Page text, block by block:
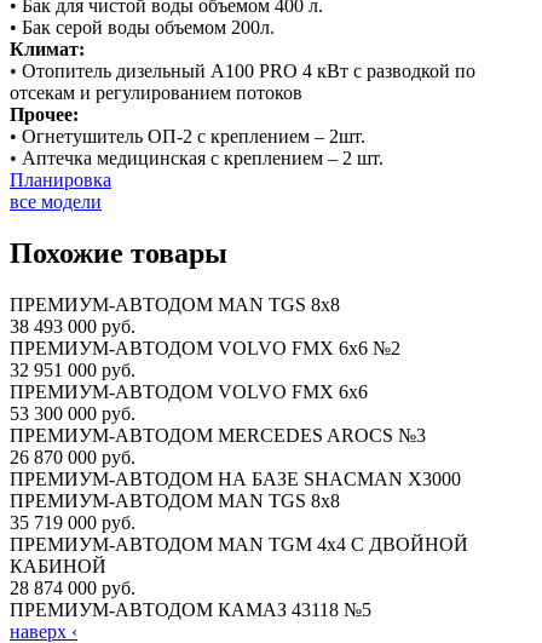
• Бак для чистой воды объемом 400 л.
• Бак серой воды объемом 200л.
Климат:
• Отопитель дизельный A100 PRO 4 кВт c разводкой по
отсекам и регулированием потоков
Прочее:
• Огнетушитель ОП-2 с креплением – 2шт.
• Аптечка медицинская с креплением – 2 шт.
Планировка
все модели
Похожие товары
ПРЕМИУМ-АВТОДОМ MAN TGS 8х8
38 493 000 руб.
ПРЕМИУМ-АВТОДОМ VOLVO FMX 6x6 №2
32 951 000 руб.
ПРЕМИУМ-АВТОДОМ VOLVO FMX 6x6
53 300 000 руб.
ПРЕМИУМ-АВТОДОМ MERCEDES AROCS №3
26 870 000 руб.
ПРЕМИУМ-АВТОДОМ НА БАЗЕ SHACMAN X3000
ПРЕМИУМ-АВТОДОМ MAN TGS 8х8
35 719 000 руб.
ПРЕМИУМ-АВТОДОМ MAN TGM 4х4 С ДВОЙНОЙ
КАБИНОЙ
28 874 000 руб.
ПРЕМИУМ-АВТОДОМ КАМАЗ 43118 №5
наверх ‹